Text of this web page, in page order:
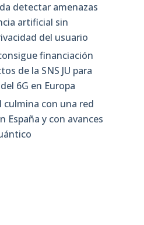
detectar amenazas
artificial sin
del usuario
financiación
de la SNS JU para
6G en Europa
culmina con una red
España y con avances